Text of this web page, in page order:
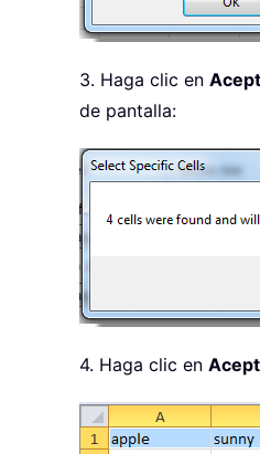
3. Haga clic en
de pantalla:
4. Haga clic en